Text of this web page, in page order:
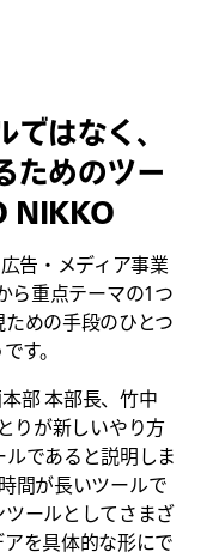
はなく、
ためのツー
NIKKO
告・メディア事業
ら重点テーマの1つ
めの手段のひとつ
す。
部 本部長、竹中
りが新しいやり方
であると説明しま
間が長いツールで
ールとしてさまざ
を具体的な形にで